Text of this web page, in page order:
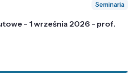
Seminaria
- 1 września 2026 - prof.